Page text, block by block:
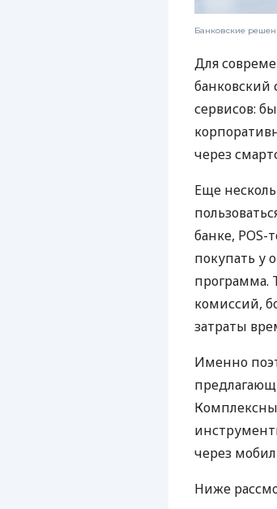
Банковские
Для
банковский
сервисов:
через
Еще
банке,
покупать у
программа.
комиссий,
затраты
Именно
через
Ниже